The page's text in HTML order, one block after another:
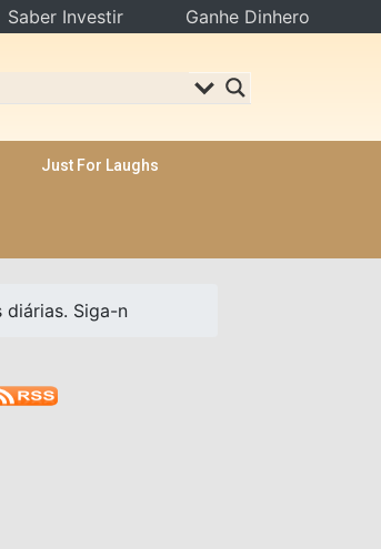
Just For Laughs
Siga-n
Saber Investir Ganhe Dinhero